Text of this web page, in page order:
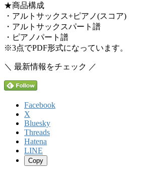
★商品構成
・アルトサックス+ピアノ(スコア)
・アルトサックスパート譜
・ピアノパート譜
※3点でPDF形式になっています。
＼ 最新情報をチェック ／
Facebook
X
Bluesky
Threads
Hatena
LINE
Copy